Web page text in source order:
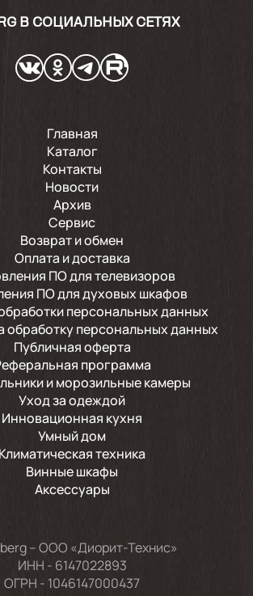
В СОЦИАЛЬНЫХ СЕТЯХ
Главная
Каталог
Контакты
Новости
Архив
Сервис
Возврат и обмен
Оплата и доставка
ПО для телевизоров
ПО для духовых шкафов
персональных данных
обработку персональных данных
Публичная оферта
программа
и морозильные камеры
Уход за одеждой
Инновационная кухня
Умный дом
Климатическая техника
Винные шкафы
Аксессуары
– ООО «Диорит-Технис»
ИНН - 6147022893
ОГРН - 1046147000437